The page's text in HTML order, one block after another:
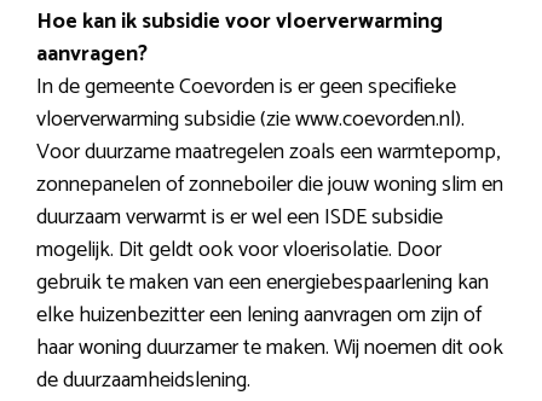
Hoe kan ik subsidie voor vloerverwarming
aanvragen?
In de gemeente Coevorden is er geen specifieke
vloerverwarming subsidie (zie www.coevorden.nl).
Voor duurzame maatregelen zoals een warmtepomp,
zonnepanelen of zonneboiler die jouw woning slim en
duurzaam verwarmt is er wel een ISDE subsidie
mogelijk. Dit geldt ook voor vloerisolatie. Door
gebruik te maken van een energiebespaarlening kan
elke huizenbezitter een lening aanvragen om zijn of
haar woning duurzamer te maken. Wij noemen dit ook
de duurzaamheidslening.